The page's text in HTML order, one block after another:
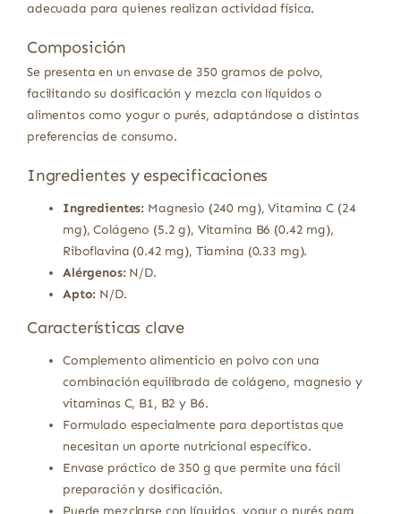
adecuada para quienes realizan actividad física.
Composición
Se presenta en un envase de 350 gramos de polvo,
facilitando su dosificación y mezcla con líquidos o
alimentos como yogur o purés, adaptándose a distintas
preferencias de consumo.
Ingredientes y especificaciones
Ingredientes: Magnesio (240 mg), Vitamina C (24
mg), Colágeno (5.2 g), Vitamina B6 (0.42 mg),
Riboflavina (0.42 mg), Tiamina (0.33 mg).
Alérgenos:N/D.
Apto: N/D.
Características clave
Complemento alimenticio en polvo con una
combinación equilibrada de colágeno, magnesio y
vitaminas C, B1, B2 y B6.
Formulado especialmente para deportistas que
necesitan un aporte nutricional específico.
Envase práctico de 350 g que permite una fácil
preparación y dosificación.
Puede mezclarse con líquidos, yogur o purés para